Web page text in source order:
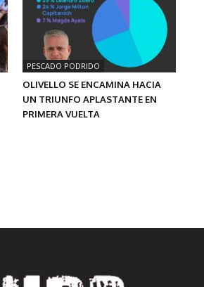
PESCADO PODRIDO
OLIVELLO SE ENCAMINA HACIA
UN TRIUNFO APLASTANTE EN
PRIMERA VUELTA